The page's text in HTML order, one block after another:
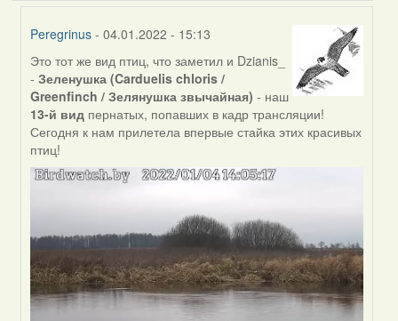
Peregrinus - 04.01.2022 - 15:13
In
reply
to
by
nataly.d
Это тот же вид птиц, что заметил и Dzianis_
-Зеленушка (Carduelis chloris /
Greenfinch / Зелянушка звычайная)- наш
13-й вид пернатых, попавших в кадр трансляции!
Сегодня к нам прилетела впервые стайка этих красивых
птиц!